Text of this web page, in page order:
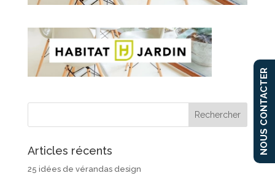
Articles récents
25 idées de vérandas design
NOUS CONTACTER